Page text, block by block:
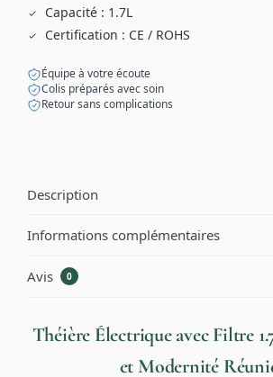
Capacité : 1.7L
Certification : CE / ROHS
Équipe à votre écoute
Colis préparés avec soin
Retour sans complications
Description
Informations complémentaires
Avis 0
Théière Électrique avec Filtre
et Modernité